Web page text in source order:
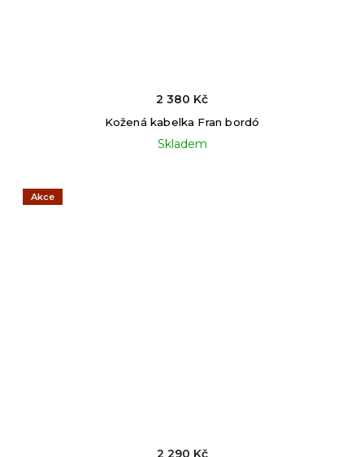
Kožená kabelka Fran bordó
Skladem
2 380 Kč
Akce
2 290 Kč